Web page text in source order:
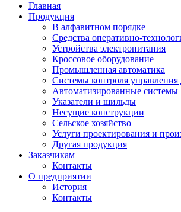
Главная
Продукция
В алфавитном порядке
Средства оперативно-
Устройства электропитания
Кроссовое оборудование
Промышленная автоматика
Системы контроля управления
Автоматизированные системы
Указатели и шильды
Несущие конструкции
Сельское хозяйство
Услуги проектирования и
Другая продукция
Заказчикам
Контакты
О предприятии
История
Контакты